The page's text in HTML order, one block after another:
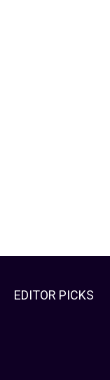
EDITOR PICKS